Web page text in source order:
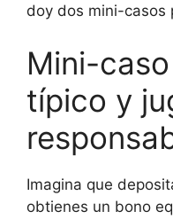
doy dos mini-casos
Mini-
típico y
Imagina que
obtienes un bono